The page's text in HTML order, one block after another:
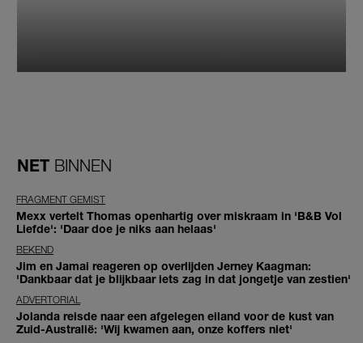
NET BINNEN
FRAGMENT GEMIST
Mexx vertelt Thomas openhartig over miskraam in 'B&B Vol
Liefde': 'Daar doe je niks aan helaas'
BEKEND
Jim en Jamai reageren op overlijden Jerney Kaagman:
'Dankbaar dat je blijkbaar iets zag in dat jongetje van zestien'
ADVERTORIAL
Jolanda reisde naar een afgelegen eiland voor de kust van
Zuid-Australië: 'Wij kwamen aan, onze koffers niet'